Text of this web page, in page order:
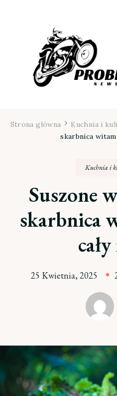
Strona główna Kuchnia i
skarbnica
Kuchnia i
Suszone
skarbnica
25 Kwietnia, 2025